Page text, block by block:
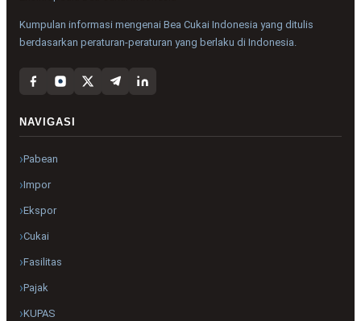
Kumpulan informasi mengenai Bea Cukai Indonesia yang ditulis
berdasarkan peraturan-peraturan yang berlaku di Indonesia.
NAVIGASI
Pabean
Impor
Ekspor
Cukai
Fasilitas
Pajak
KUPAS